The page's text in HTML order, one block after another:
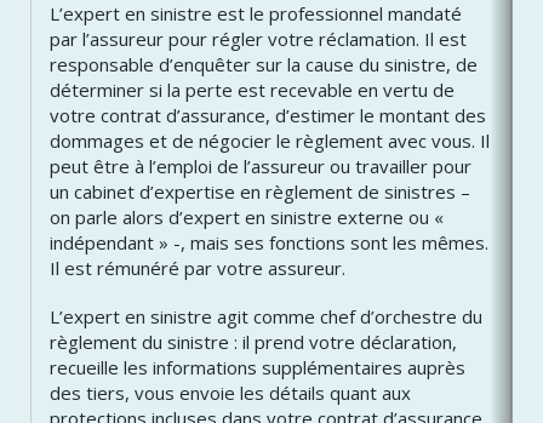
L’expert en sinistre est le professionnel mandaté
par l’assureur pour régler votre réclamation. Il est
responsable d’enquêter sur la cause du sinistre, de
déterminer si la perte est recevable en vertu de
votre contrat d’assurance, d’estimer le montant des
dommages et de négocier le règlement avec vous. Il
peut être à l’emploi de l’assureur ou travailler pour
un cabinet d’expertise en règlement de sinistres –
on parle alors d’expert en sinistre externe ou «
indépendant » -, mais ses fonctions sont les mêmes.
Il est rémunéré par votre assureur.
L’expert en sinistre agit comme chef d’orchestre du
règlement du sinistre : il prend votre déclaration,
recueille les informations supplémentaires auprès
des tiers, vous envoie les détails quant aux
protections incluses dans votre contrat d’assurance,